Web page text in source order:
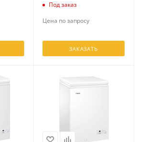
Под заказ
Цена по запросу
ЗАКАЗАТЬ